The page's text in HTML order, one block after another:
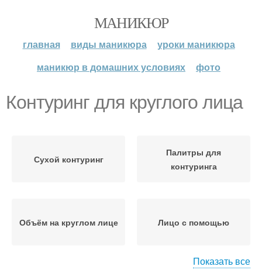
МАНИКЮР
главная виды маникюра
уроки маникюра
маникюр в домашних условиях
фото
Контуринг для круглого лица
Сухой контуринг
Палитры для
контуринга
Объём на круглом лице Лицо с помощью
Показать все